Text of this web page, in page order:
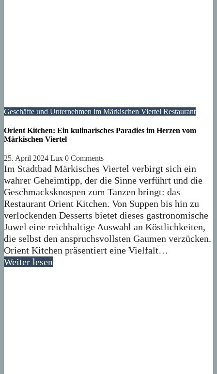
Geschäfte und Unternehmen im Märkischen Viertel Restaurant
Orient Kitchen: Ein kulinarisches Paradies im Herzen vom
Märkischen Viertel
25. April 2024 Lux 0 Comments
Im Stadtbad Märkisches Viertel verbirgt sich ein
wahrer Geheimtipp, der die Sinne verführt und die
Geschmacksknospen zum Tanzen bringt: das
Restaurant Orient Kitchen. Von Suppen bis hin zu
verlockenden Desserts bietet dieses gastronomische
Juwel eine reichhaltige Auswahl an Köstlichkeiten,
die selbst den anspruchsvollsten Gaumen verzücken.
Orient Kitchen präsentiert eine Vielfalt…
Weiter lesen